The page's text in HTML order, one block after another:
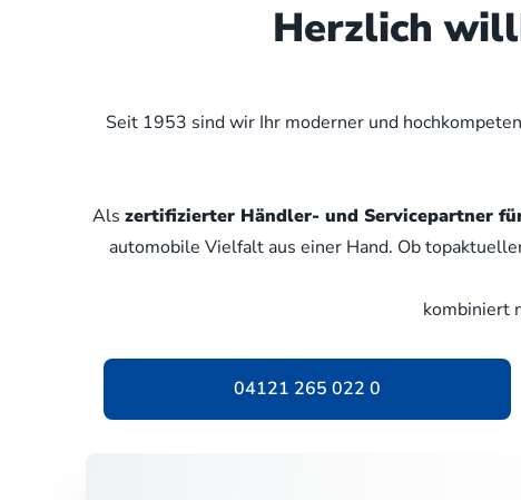
Herzlich
Seit 1953 sind wir Ihr moderner und
Als zertifizierter Händler- und Servicepartner
automobile Vielfalt aus einer Hand. Ob
kombiniert
04121 265 022 0